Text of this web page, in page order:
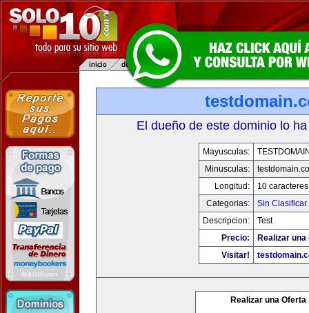
El dueño de este dominio lo
Mayusculas:
Minusculas:
Longitud:
10 caracteres
Categorias:
Sin Clasificar
Descripcion:
Test
Precio:
Realizar
Visitar!
Realizar una Oferta